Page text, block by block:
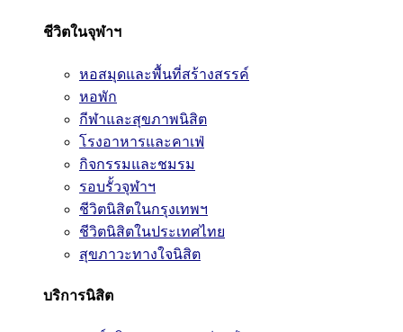
ชีวิตในจุฬาฯ
หอสมุดและพื้นที่สร้างสรรค์
หอพัก
กีฬาและสุขภาพนิสิต
โรงอาหารและคาเฟ่
กิจกรรมและชมรม
รอบรั้วจุฬาฯ
ชีวิตนิสิตในกรุงเทพฯ
ชีวิตนิสิตในประเทศไทย
สุขภาวะทางใจนิสิต
บริการนิสิต